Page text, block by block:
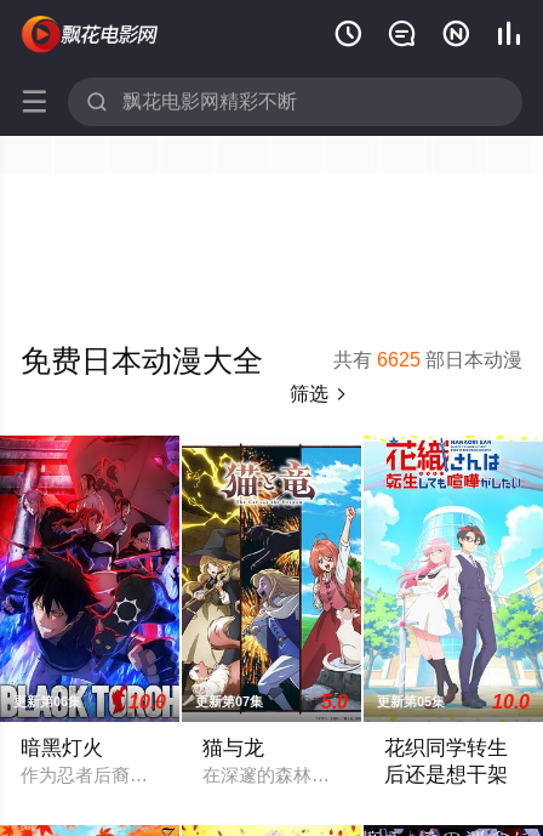
   
 
共有6625 部日本动漫
免费日本动漫大全
筛选 
更新第06集 10.0
暗黑灯火
作为忍者后裔被祖父抚养长大、拥有与动物对话能力的高中生·
更新第07集 5.0
猫与龙
在深邃的森林深处，一只会喷火的龙，与
更新第05集 10.0
花织同学转生
后还是想干架